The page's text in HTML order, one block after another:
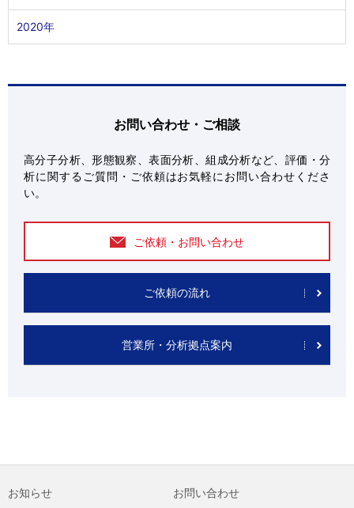
2020年
お問い合わせ・ご相談
高分子分析、形態観察、表面分析、組成分析など、評価・分
析に関するご質問・ご依頼はお気軽にお問い合わせくださ
い。
ご依頼・お問い合わせ
ご依頼の流れ
営業所・分析拠点案内
お知らせ お問い合わせ